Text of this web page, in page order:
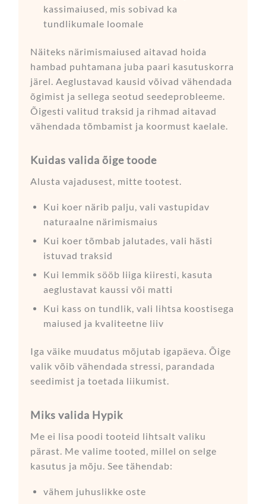
kassimaiused, mis sobivad ka
tundlikumale loomale
Näiteks närimismaiused aitavad hoida
hambad puhtamana juba paari kasutuskorra
järel. Aeglustavad kausid võivad vähendada
õgimist ja sellega seotud seedeprobleeme.
Õigesti valitud traksid ja rihmad aitavad
vähendada tõmbamist ja koormust kaelale.
Kuidas valida õige toode
Alusta vajadusest, mitte tootest.
Kui koer närib palju, vali vastupidav
naturaalne närimismaius
Kui koer tõmbab jalutades, vali hästi
istuvad traksid
Kui lemmik sööb liiga kiiresti, kasuta
aeglustavat kaussi või matti
Kui kass on tundlik, vali lihtsa koostisega
maiused ja kvaliteetne liiv
Iga väike muudatus mõjutab igapäeva. Õige
valik võib vähendada stressi, parandada
seedimist ja toetada liikumist.
Miks valida Hypik
Me ei lisa poodi tooteid lihtsalt valiku
pärast. Me valime tooted, millel on selge
kasutus ja mõju. See tähendab:
vähem juhuslikke oste